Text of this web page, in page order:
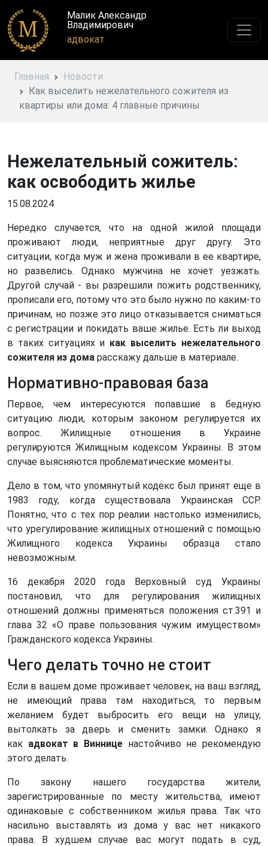
Малик Александр
Владимирович
адвокат
Главная
Новости
Как выселить нежелательного сожителя из
квартиры или дома: 4 главные причины
Нежелательный сожитель:
как освободить жилье
15.08.2024
Нередко случается, что на одной жилой площади
проживают люди, неприятные друг другу. Это
ситуации, когда муж и жена проживали в ее квартире,
но развелись. Однако мужчина не хочет уезжать.
Другой случай - вы разрешили пожить родственнику,
прописали его, потому что это было нужно по каким-то
причинам, но позже это лицо отказывается сниматься
с регистрации и покидать ваше жилье. Есть ли выход
в таких ситуациях и как выселить нежелательного
сожителя из дома расскажу дальше в материале.
Нормативно-правовая база
Первое, чем интересуются попавшие в бедную
ситуацию люди, которым законом регулируется их
вопрос. Жилищные отношения в Украине
регулируются Жилищным кодексом Украины. В этом
случае выясняются проблематические моменты.
Дело в том, что упомянутый кодекс был принят еще в
1983 году, когда существовала Украинская ССР.
Понятно, что с тех пор реалии настолько изменились,
что урегулирование жилищных отношений с помощью
Жилищного кодекса Украины образца стало
невозможным.
16 декабря 2020 года Верховный суд Украины
постановил, что для регулирования жилищных
отношений должны применяться положения ст.391 и
глава 32 «О праве пользования чужим имуществом»
Гражданского кодекса Украины.
Чего делать точно не стоит
Если в вашем доме проживает человек, на ваш взгляд,
не имеющий права там находиться, то первым
желанием будет выбросить его вещи на улицу,
вытолкать за дверь и сменить замки. Однако я
как адвокат в Виннице настойчиво не рекомендую
этого делать.
По закону нашего государства жители,
зарегистрированные по месту жительства, имеют
одинаковые с собственником жилья права. Так что
насильно выставлять из дома у вас нет никакого
права. В худшем случае вас могут подать в суд,